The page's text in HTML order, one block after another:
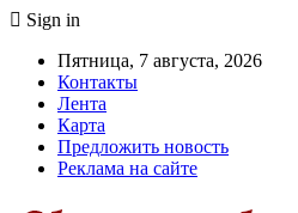
Sign in
Пятница, 7 августа, 2026
Контакты
Лента
Карта
Предложить новость
Реклама на сайте